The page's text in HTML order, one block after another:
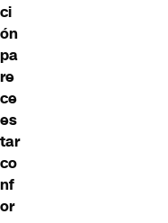
ci
ón
pa
re
ce
es
tar
co
nf
or